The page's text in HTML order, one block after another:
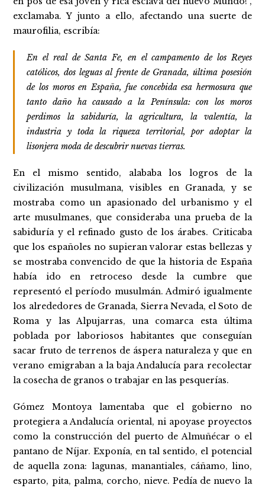
exclamaba. Y junto a ello, afectando una suerte de
maurofilia, escribía:
En el real de Santa Fe, en el campamento de los Reyes
católicos, dos leguas al frente de Granada, última posesión
de los moros en España, fue concebida esa hermosura que
tanto daño ha causado a la Península: con los moros
perdimos la sabiduría, la agricultura, la valentía, la
industria y toda la riqueza territorial, por adoptar la
lisonjera moda de descubrir nuevas tierras.
En el mismo sentido, alababa los logros de la
civilización musulmana, visibles en Granada, y se
mostraba como un apasionado del urbanismo y el
arte musulmanes, que consideraba una prueba de la
sabiduría y el refinado gusto de los árabes. Criticaba
que los españoles no supieran valorar estas bellezas y
se mostraba convencido de que la historia de España
había ido en retroceso desde la cumbre que
representó el período musulmán. Admiró igualmente
los alrededores de Granada, Sierra Nevada, el Soto de
Roma y las Alpujarras, una comarca esta última
poblada por laboriosos habitantes que conseguían
sacar fruto de terrenos de áspera naturaleza y que en
verano emigraban a la baja Andalucía para recolectar
la cosecha de granos o trabajar en las pesquerías.
Gómez Montoya lamentaba que el gobierno no
protegiera a Andalucía oriental, ni apoyase proyectos
como la construcción del puerto de Almuñécar o el
pantano de Níjar. Exponía, en tal sentido, el potencial
de aquella zona: lagunas, manantiales, cáñamo, lino,
esparto, pita, palma, corcho, nieve. Pedía de nuevo la